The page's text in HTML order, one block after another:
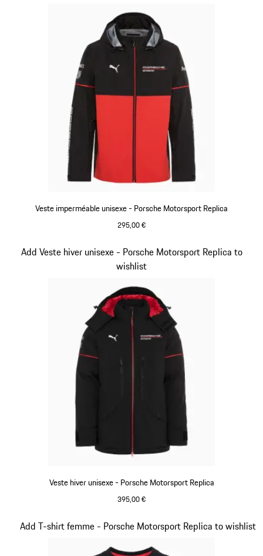
Veste imperméable unisexe - Porsche Motorsport Replica
295,00 €
Veste hiver unisexe - Porsche Motorsport Replica
395,00 €
Add Veste hiver unisexe - Porsche Motorsport Replica to
wishlist
Diapositive 6 sur 20
Add T-shirt femme - Porsche Motorsport Replica to wishlist
Diapositive 7 sur 20